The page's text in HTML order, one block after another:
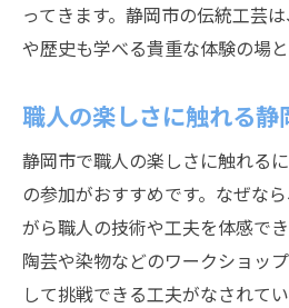
職人が伝える静岡の
静岡伝統工芸に学ぶ
静岡市の伝統工芸で
職人と学ぶ静岡市のもの
職人と一緒に挑戦す
静岡市で学ぶ職人流
職人と過ごす静岡市
ってきます。静岡市の伝統工芸
や歴史も学べる貴重な体験の場と
職人の楽しさに触れる
静岡市で職人の楽しさに触れる
の参加がおすすめです。なぜな
がら職人の技術や工夫を体感で
陶芸や染物などのワークショッ
して挑戦できる工夫がなされて